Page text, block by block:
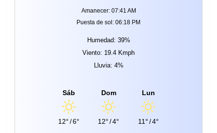
Amanecer: 07:41 AM
Puesta de sol: 06:18 PM
Humedad: 39%
Viento: 19.4 Kmph
Lluvia: 4%
Sáb
12°/6°
Dom
12°/4°
Lun
11°/4°